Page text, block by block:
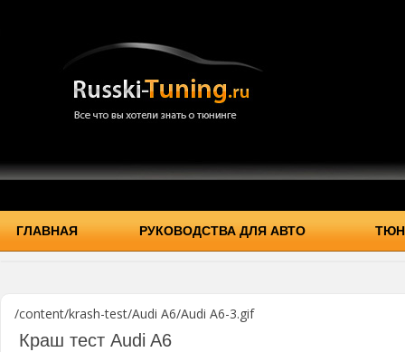
ГЛАВНАЯ РУКОВОДСТВА ДЛЯ АВТО
/content/krash-test/Audi A6/Audi A6-3.gif
Краш тест Audi A6